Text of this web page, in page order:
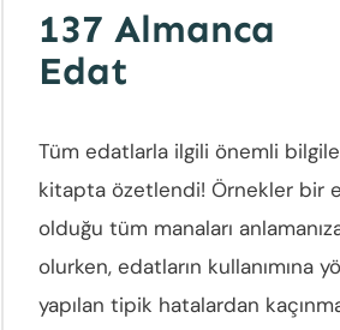
137 Almanca
Edat
Tüm edatlarla ilgili önemli
kitapta özetlendi! Örnekler bir
olduğu tüm manaları
olurken, edatların kullanımına
yapılan tipik hatalardan